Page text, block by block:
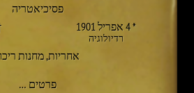
פסיכיאטריה
* 4 אפריל 1901
רדיולוגיה
†
אחריות,מחנות
פרטים …